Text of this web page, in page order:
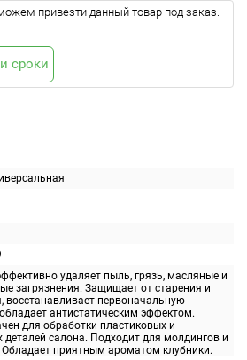
удаляет пыль, грязь, масляные и
загрязнения. Защищает от старения и
восстанавливает первоначальную
обладает антистатическим эффектом.
для обработки пластиковых и
деталей салона. Подходит для молдингов и
приятным ароматом клубники.
привезти данный товар под заказ.
сроки